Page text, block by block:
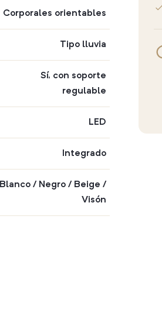
Corporales orientables
Tipo lluvia
Sí, con soporte
regulable
LED
Integrado
Blanco / Negro / Beige /
Visón